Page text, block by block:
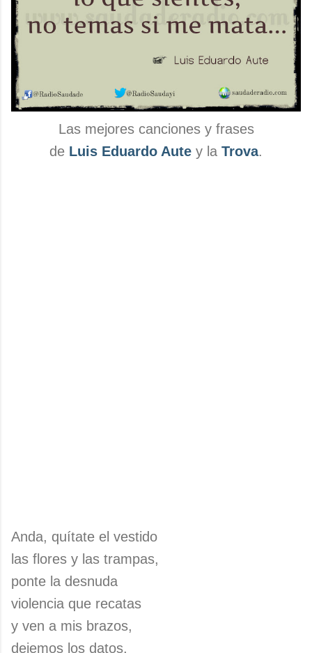
Las mejores canciones y frases
de Luis Eduardo Aute y la Trova.
Anda, quítate el vestido
las flores y las trampas,
ponte la desnuda
violencia que recatas
y ven a mis brazos,
dejemos los datos,